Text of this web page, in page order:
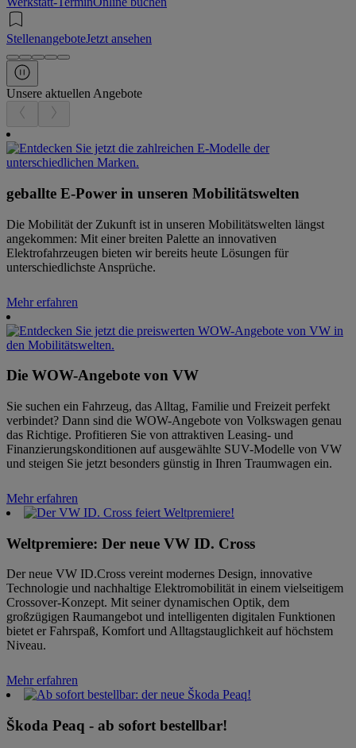
StellenangeboteJetzt ansehen
Unsere aktuellen Angebote
geballte E-Power in unseren Mobilitätswelten
Die Mobilität der Zukunft ist in unseren Mobilitätswelten längst
angekommen: Mit einer breiten Palette an innovativen
Elektrofahrzeugen bieten wir bereits heute Lösungen für
unterschiedlichste Ansprüche.
Mehr erfahren
Die WOW-Angebote von VW
Sie suchen ein Fahrzeug, das Alltag, Familie und Freizeit perfekt
verbindet? Dann sind die WOW-Angebote von Volkswagen genau
das Richtige. Profitieren Sie von attraktiven Leasing- und
Finanzierungskonditionen auf ausgewählte SUV-Modelle von VW
und steigen Sie jetzt besonders günstig in Ihren Traumwagen ein.
Mehr erfahren
Weltpremiere: Der neue VW ID. Cross
Der neue VW ID.Cross vereint modernes Design, innovative
Technologie und nachhaltige Elektromobilität in einem vielseitigem
Crossover-Konzept. Mit seiner dynamischen Optik, dem
großzügigen Raumangebot und intelligenten digitalen Funktionen
bietet er Fahrspaß, Komfort und Alltagstauglichkeit auf höchstem
Niveau.
Mehr erfahren
Škoda Peaq - ab sofort bestellbar!